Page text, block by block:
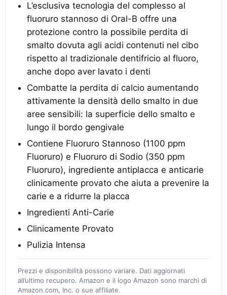
L’esclusiva tecnologia del complesso al
fluoruro stannoso di Oral-B offre una
protezione contro la possibile perdita di
smalto dovuta agli acidi contenuti nel cibo
rispetto al tradizionale dentifricio al fluoro,
anche dopo aver lavato i denti
Combatte la perdita di calcio aumentando
attivamente la densità dello smalto in due
aree sensibili: la superficie dello smalto e
lungo il bordo gengivale
Contiene Fluoruro Stannoso (1100 ppm
Fluoruro) e Fluoruro di Sodio (350 ppm
Fluoruro), ingrediente antiplacca e anticarie
clinicamente provato che aiuta a prevenire la
carie e a ridurre la placca
Ingredienti Anti-Carie
Clinicamente Provato
Pulizia Intensa
Prezzi e disponibilità possono variare. Dati aggiornati
all’ultimo recupero. Amazon e il logo Amazon sono marchi di
Amazon.com, Inc. o sue affiliate.